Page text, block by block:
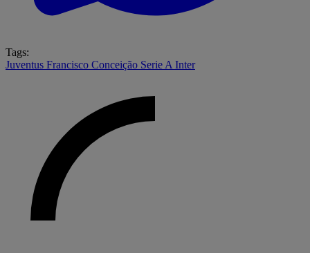
Tags:
Juventus Francisco Conceição Serie A Inter